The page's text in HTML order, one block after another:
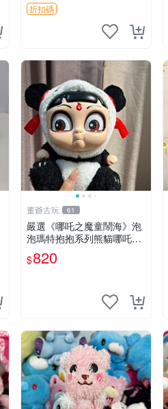
折扣碼
董爺古玩 61
嚴選《哪吒之魔童鬧海》泡
泡瑪特抱抱系列熊貓哪吒搪
膠臉毛絨， STATE：如圖顯
示 哪吒 毛絨公仔 泡泡瑪特
$820